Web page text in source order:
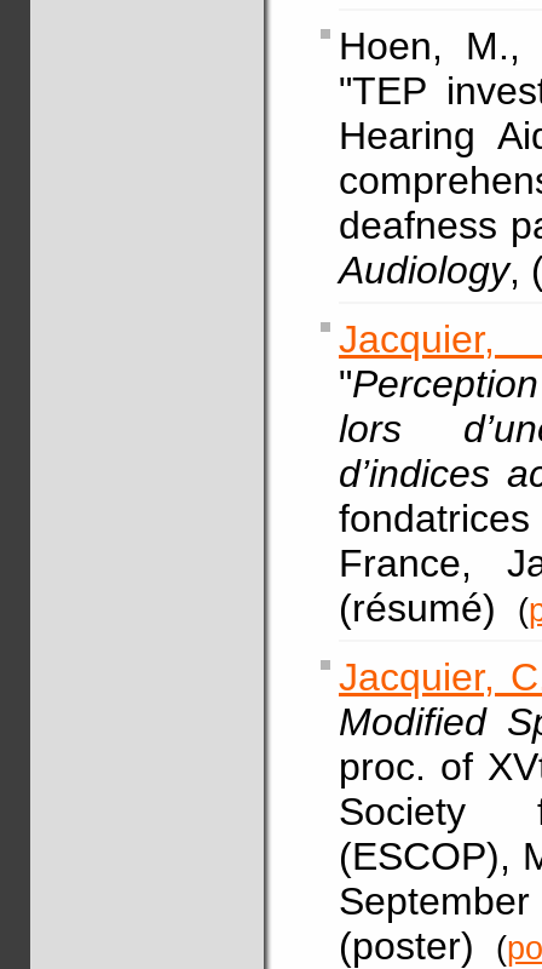
Hoen,
"TEP
Hearing
deafness
Audiology,
"
lors
d’indices
France,
(résumé)
(
Jacquier,
Modified
proc. of
Society
(ESCOP),
(poster)
(